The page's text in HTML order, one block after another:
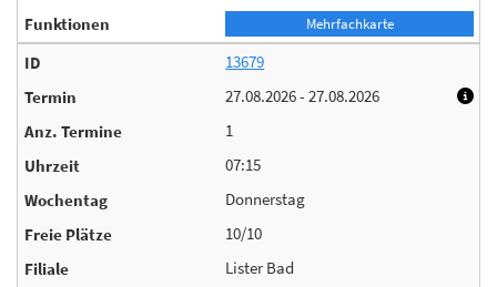
Mehrfachkarte
13679
27.08.2026 - 27.08.2026
1
07:15
Donnerstag
10/10
Lister Bad